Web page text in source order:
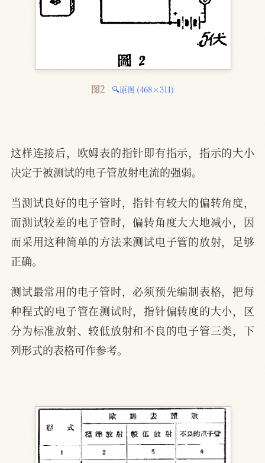
图2 🔍原图 (468×311)
这样连接后，欧姆表的指针即有指示，指示的大小
决定于被测试的电子管放射电流的强弱。
当测试良好的电子管时，指针有较大的偏转角度，
而测试较差的电子管时，偏转角度大大地减小，因
而采用这种简单的方法来测试电子管的放射，足够
正确。
测试最常用的电子管时，必须预先编制表格，把每
种程式的电子管在测试时，指针偏转度的大小，区
分为标准放射、较低放射和不良的电子管三类，下
列形式的表格可作参考。